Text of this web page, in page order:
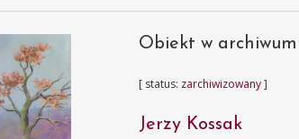
Obiekt w archiwum
[ status: zarchiwizowany]
Jerzy Kossak